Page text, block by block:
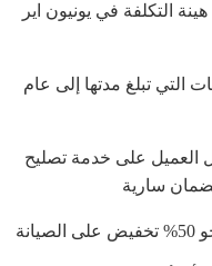
التكلفة في يونيون اير
التي تبلغ مدتها إلى عام
على خدمة تصليح